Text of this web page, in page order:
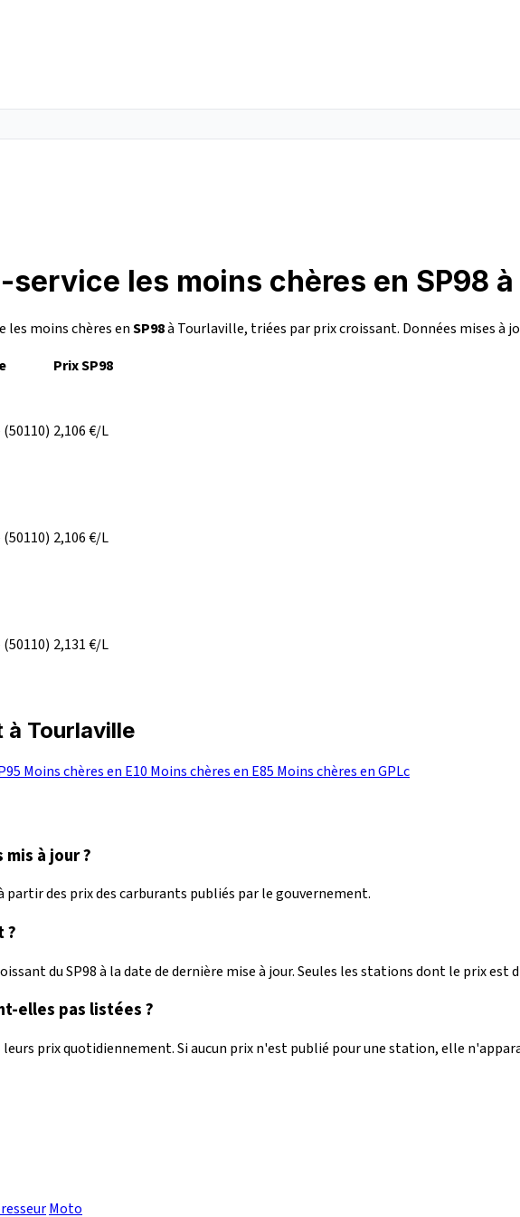
les moins chères en SP98
les moins chères enSP98à Tourlaville, triées par prix croissant. Données mises à
Prix SP98
(50110) 2,106€/L
(50110) 2,106€/L
(50110) 2,131€/L
à Tourlaville
Moins chères en E10 Moins chères en E85 Moins chères en GPLc
à jour ?
des prix des carburants publiés par le gouvernement.
?
du SP98 à la date de dernière mise à jour. Seules les stations dont le prix
elles pas listées ?
prix quotidiennement. Si aucun prix n'est publié pour une station, elle
Moto